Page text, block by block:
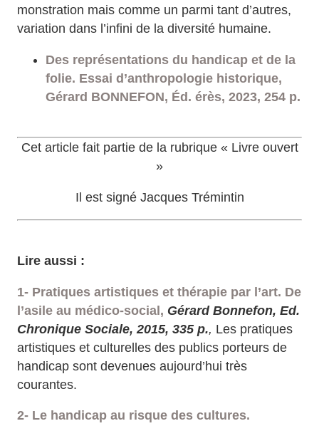
monstration mais comme un parmi tant d’autres,
variation dans l’infini de la diversité humaine.
Des représentations du handicap et de la
folie. Essai d’anthropologie historique,
Gérard BONNEFON, Éd. érès, 2023, 254 p.
Cet article fait partie de la rubrique « Livre ouvert
»
Il est signé Jacques Trémintin
Lire aussi :
1- Pratiques artistiques et thérapie par l’art. De
l’asile au médico-social, Gérard Bonnefon, Ed.
Chronique Sociale, 2015, 335 p., Les pratiques
artistiques et culturelles des publics porteurs de
handicap sont devenues aujourd’hui très
courantes.
2- Le handicap au risque des cultures.